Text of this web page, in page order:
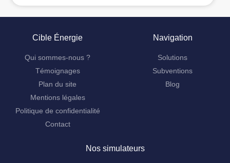
Cible Énergie
Qui sommes-nous ?
Témoignages
Plan du site
Mentions légales
Politique de confidentialité
Contact
Navigation
Solutions
Subventions
Blog
Nos simulateurs